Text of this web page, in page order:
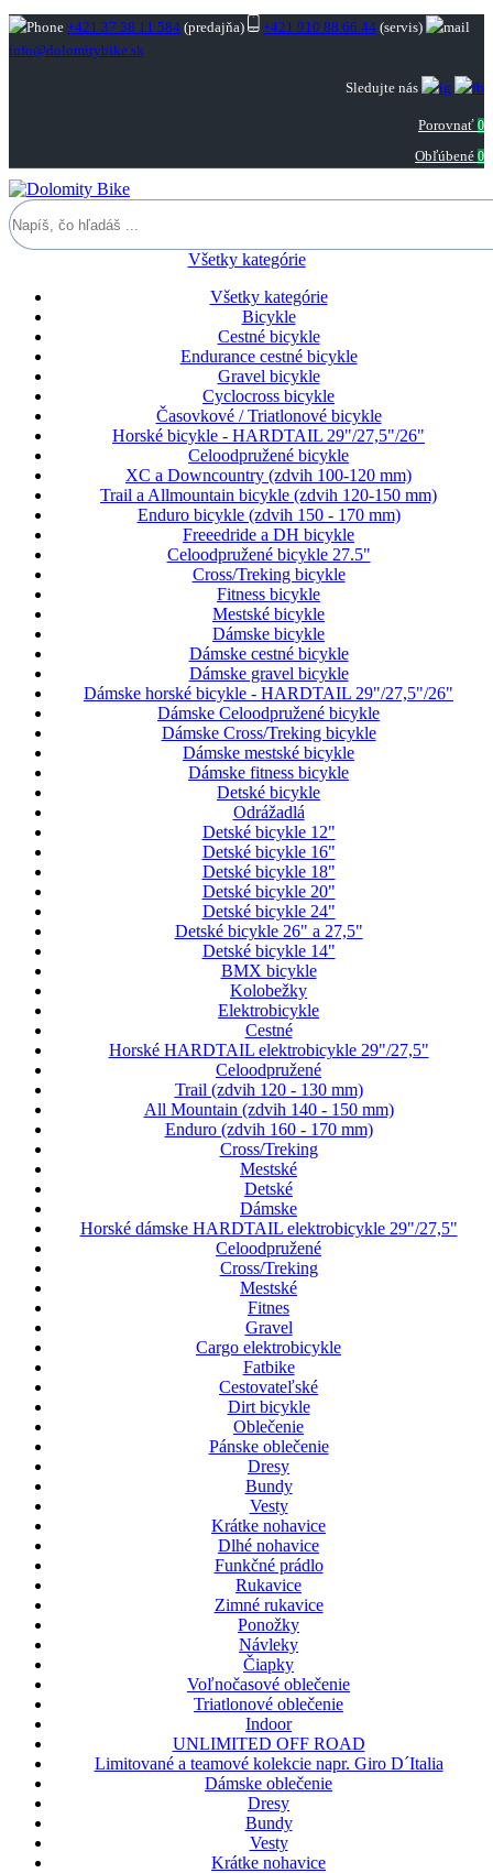
+421 37 38 11 584 (predajňa) +421 910 88 66 44 (servis)
info@dolomitybike.sk
Sledujte nás
Porovnať 0
Obľúbené 0
Všetky kategórie
Všetky kategórie
Bicykle
Cestné bicykle
Endurance cestné bicykle
Gravel bicykle
Cyclocross bicykle
Časovkové / Triatlonové bicykle
Horské bicykle - HARDTAIL 29"/27,5"/26"
Celoodpružené bicykle
XC a Downcountry (zdvih 100-120 mm)
Trail a Allmountain bicykle (zdvih 120-150 mm)
Enduro bicykle (zdvih 150 - 170 mm)
Freeedride a DH bicykle
Celoodpružené bicykle 27.5"
Cross/Treking bicykle
Fitness bicykle
Mestské bicykle
Dámske bicykle
Dámske cestné bicykle
Dámske gravel bicykle
Dámske horské bicykle - HARDTAIL 29"/27,5"/26"
Dámske Celoodpružené bicykle
Dámske Cross/Treking bicykle
Dámske mestské bicykle
Dámske fitness bicykle
Detské bicykle
Odrážadlá
Detské bicykle 12"
Detské bicykle 16"
Detské bicykle 18"
Detské bicykle 20"
Detské bicykle 24"
Detské bicykle 26" a 27,5"
Detské bicykle 14"
BMX bicykle
Kolobežky
Elektrobicykle
Cestné
Horské HARDTAIL elektrobicykle 29"/27,5"
Celoodpružené
Trail (zdvih 120 - 130 mm)
All Mountain (zdvih 140 - 150 mm)
Enduro (zdvih 160 - 170 mm)
Cross/Treking
Mestské
Detské
Dámske
Horské dámske HARDTAIL elektrobicykle 29"/27,5"
Celoodpružené
Cross/Treking
Mestské
Fitnes
Gravel
Cargo elektrobicykle
Fatbike
Cestovateľské
Dirt bicykle
Oblečenie
Pánske oblečenie
Dresy
Bundy
Vesty
Krátke nohavice
Dlhé nohavice
Funkčné prádlo
Rukavice
Zimné rukavice
Ponožky
Návleky
Čiapky
Voľnočasové oblečenie
Triatlonové oblečenie
Indoor
UNLIMITED OFF ROAD
Limitované a teamové kolekcie napr. Giro D´Italia
Dámske oblečenie
Dresy
Bundy
Vesty
Krátke nohavice